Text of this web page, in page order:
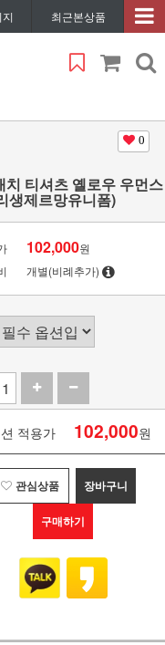
최근본상품
0
티셔츠 옐로우 우먼스
생제르망유니폼)
102,000원
개별(비례추가)
적용가 102,000원
관심상품 장바구니
구매하기